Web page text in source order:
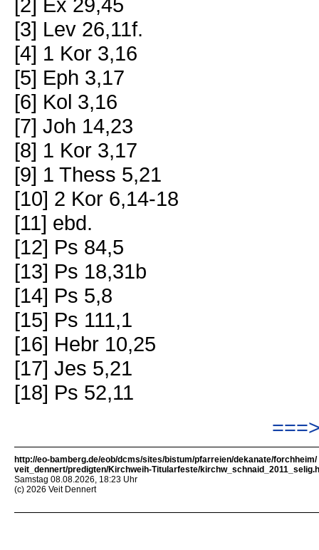
[3] Lev 26,11f.
[4] 1 Kor 3,16
[5] Eph 3,17
[6] Kol 3,16
[7] Joh 14,23
[8] 1 Kor 3,17
[9] 1 Thess 5,21
[10] 2 Kor 6,14-18
[11] ebd.
[12] Ps 84,5
[13] Ps 18,31b
[14] Ps 5,8
[15] Ps 111,1
[16] Hebr 10,25
[17] Jes 5,21
[18] Ps 52,11
http://eo-bamberg.de/eob/dcms/sites/bistum/pfarreien/dekanate/forchheim/
veit_dennert/predigten/Kirchweih-Titularfeste/
Samstag 08.08.2026, 18:23 Uhr
(c) 2026 Veit Dennert